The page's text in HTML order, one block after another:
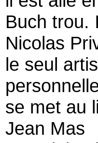
Buch trou.
Nicolas
le seul
se met au
Jean Mas